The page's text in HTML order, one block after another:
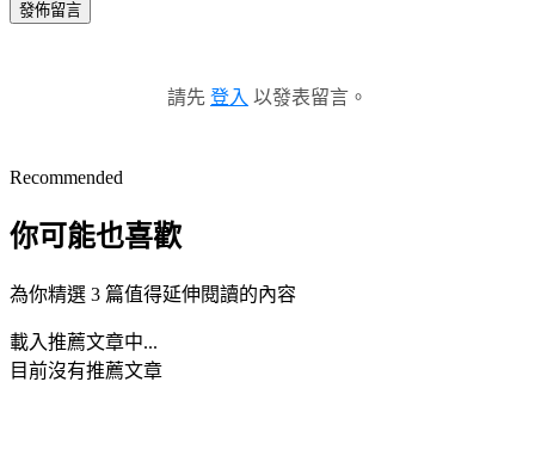
發佈留言
請先 登入 以發表留言。
Recommended
你可能也喜歡
為你精選 3 篇值得延伸閱讀的內容
載入推薦文章中...
目前沒有推薦文章